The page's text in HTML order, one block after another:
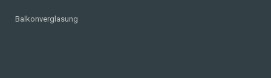
Balkonverglasung